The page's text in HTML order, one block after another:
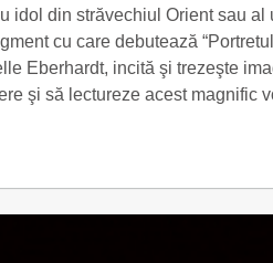
idol din străvechiul Orient sau
cu care debutează
Eberhardt, incită şi trezeşte
şi să lectureze acest magnific